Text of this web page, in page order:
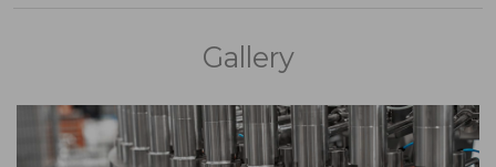
Gallery